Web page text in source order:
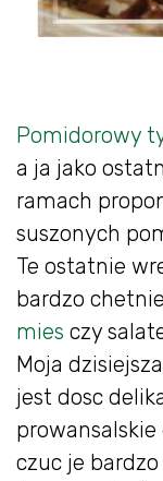
Pomidorowy
a ja jako
ramach
suszonych
Te ostatnie
bardzo
mies czy
Moja
jest dosc
czuc je